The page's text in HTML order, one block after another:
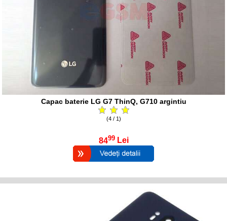
Capac baterie LG G7 ThinQ, G710 argintiu
(4 / 1)
8499 Lei